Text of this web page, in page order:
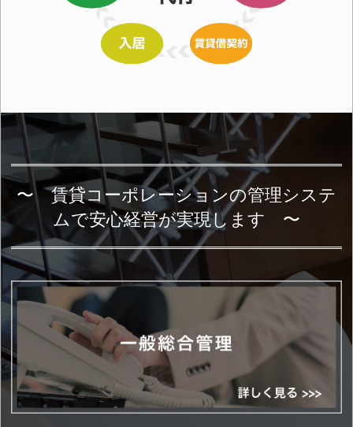
〜 賃貸コーポレーションの管理システ
ムで安心経営が実現します 〜